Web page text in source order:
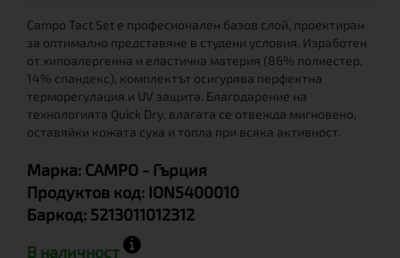
Campo Tact Set е професионален базов слой, проектиран
за оптимално представяне в студени условия. Изработен
от хипоалергенна и еластична материя (86% полиестер,
14% спандекс), комплектът осигурява перфектна
терморегулация и UV защита. Благодарение на
технологията Quick Dry, влагата се отвежда мигновено,
оставяйки кожата суха и топла при всяка активност.
Марка: CAMPO - Гърция
Продуктов код: ION5400010
Баркод: 5213011012312
В наличност